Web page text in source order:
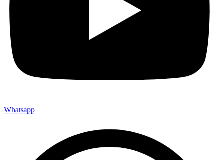
Whatsapp